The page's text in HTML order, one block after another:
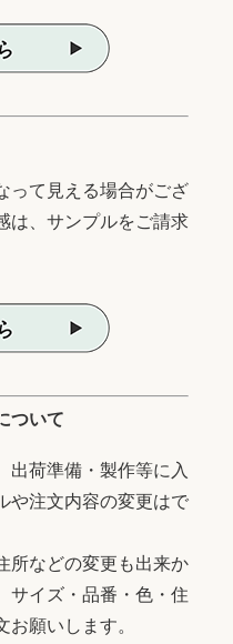
って見える場合がござ
は、サンプルをご請求
ついて
出荷準備・製作等に入
や注文内容の変更はで
所などの変更も出来か
サイズ・品番・色・住
お願いします。